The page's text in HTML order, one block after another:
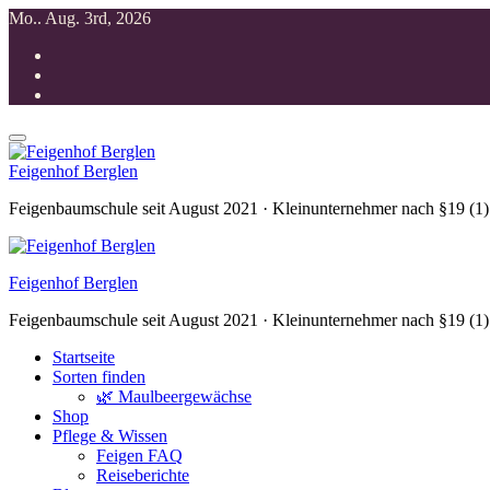
Zum
springen
Mo.. Aug. 3rd, 2026
Feigenhof Berglen
Feigenbaumschule seit August 2021 · Kleinunternehmer nach §19
Feigenhof Berglen
Feigenbaumschule seit August 2021 · Kleinunternehmer nach §19
Startseite
Sorten finden
🌿 Maulbeergewächse
Shop
Pflege & Wissen
Feigen FAQ
Reiseberichte